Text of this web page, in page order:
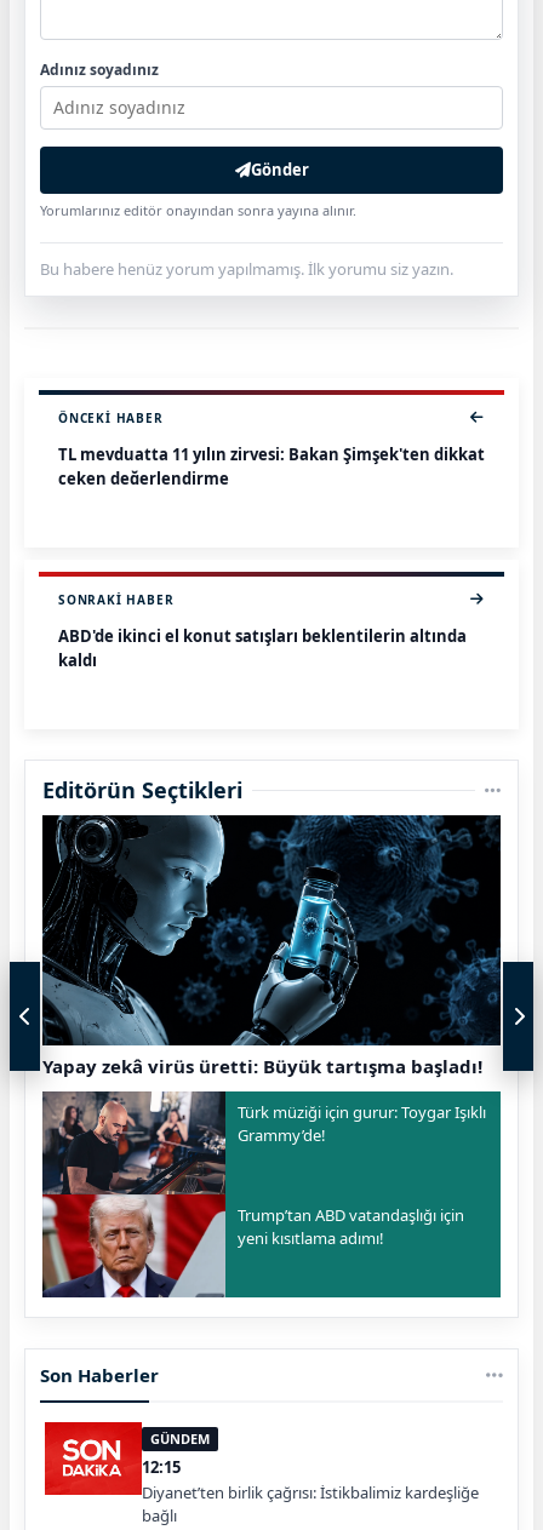
Adınız soyadınız
Gönder
Yorumlarınız editör onayından sonra yayına alınır.
Bu habere henüz yorum yapılmamış. İlk yorumu siz yazın.
ÖNCEKI HABER
TL mevduatta 11 yılın zirvesi: Bakan Şimşek'ten dikkat
çeken değerlendirme
SONRAKI HABER
ABD'de ikinci el konut satışları beklentilerin altında
kaldı
Editörün Seçtikleri
Yapay zekâ virüs üretti: Büyük tartışma başladı!
Türk müziği için gurur: Toygar Işıklı
Grammy’de!
Trump’tan ABD vatandaşlığı için
yeni kısıtlama adımı!
Son Haberler
GÜNDEM
12:15
Diyanet’ten birlik çağrısı: İstikbalimiz kardeşliğe
bağlı